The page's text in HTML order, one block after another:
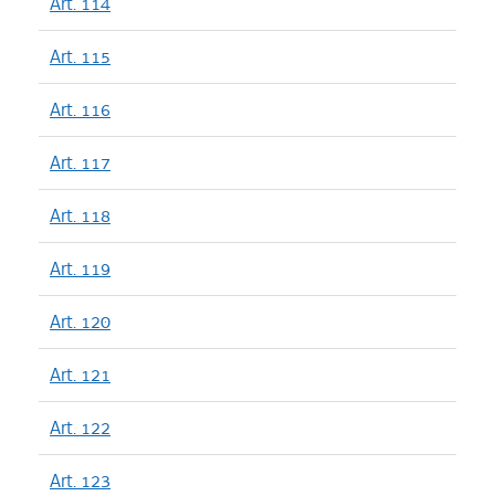
Art. 115
Art. 116
Art. 117
Art. 118
Art. 119
Art. 120
Art. 121
Art. 122
Art. 123